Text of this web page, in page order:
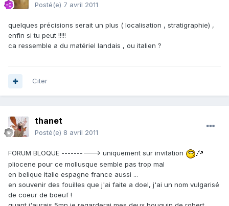
Posté(e) 7 avril 2011
quelques précisions serait un plus ( localisation , stratigraphie) ,
enfin si tu peut !!!!!
ca ressemble a du matériel landais , ou italien ?
Citer
thanet
Posté(e) 8 avril 2011
FORUM BLOQUE ----------> uniquement sur invitation
pliocene pour ce mollusque semble pas trop mal
en belique italie espagne france aussi ...
en souvenir des fouilles que j'ai faite a doel, j'ai un nom vulgarisé
de coeur de boeuf !